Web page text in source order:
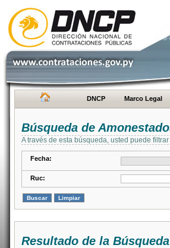
DNCP Marco Legal
Búsqueda de
A través de esta búsqueda, usted puede
Fecha:
Ruc:
Resultado de la Búsqueda